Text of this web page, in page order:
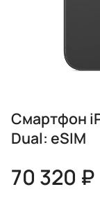
Смартфон
Dual: eSIM
70 320 ₽